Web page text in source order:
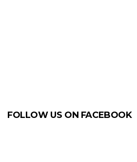
FOLLOW US ON FACEBOOK